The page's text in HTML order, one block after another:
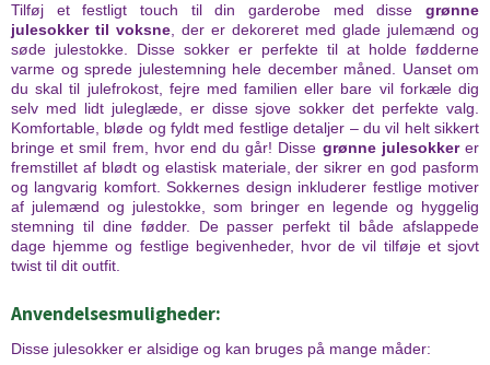
Tilføj et festligt touch til din garderobe med disse grønne
julesokker til voksne, der er dekoreret med glade julemænd og
søde julestokke. Disse sokker er perfekte til at holde fødderne
varme og sprede julestemning hele december måned. Uanset om
du skal til julefrokost, fejre med familien eller bare vil forkæle dig
selv med lidt juleglæde, er disse sjove sokker det perfekte valg.
Komfortable, bløde og fyldt med festlige detaljer – du vil helt sikkert
bringe et smil frem, hvor end du går! Disse grønne julesokkerer
fremstillet af blødt og elastisk materiale, der sikrer en god pasform
og langvarig komfort. Sokkernes design inkluderer festlige motiver
af julemænd og julestokke, som bringer en legende og hyggelig
stemning til dine fødder. De passer perfekt til både afslappede
dage hjemme og festlige begivenheder, hvor de vil tilføje et sjovt
twist til dit outfit.
Anvendelsesmuligheder:
Disse julesokker er alsidige og kan bruges på mange måder: